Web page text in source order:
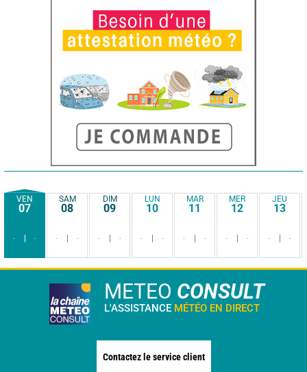
VEN
07
- -
SAM
08
- -
DIM
09
- -
LUN
10
- -
MAR
11
- -
MER
12
- -
JEU
13
- -
METEO CONSULT
L'ASSISTANCE MÉTÉO EN DIRECT
Contactez le service client